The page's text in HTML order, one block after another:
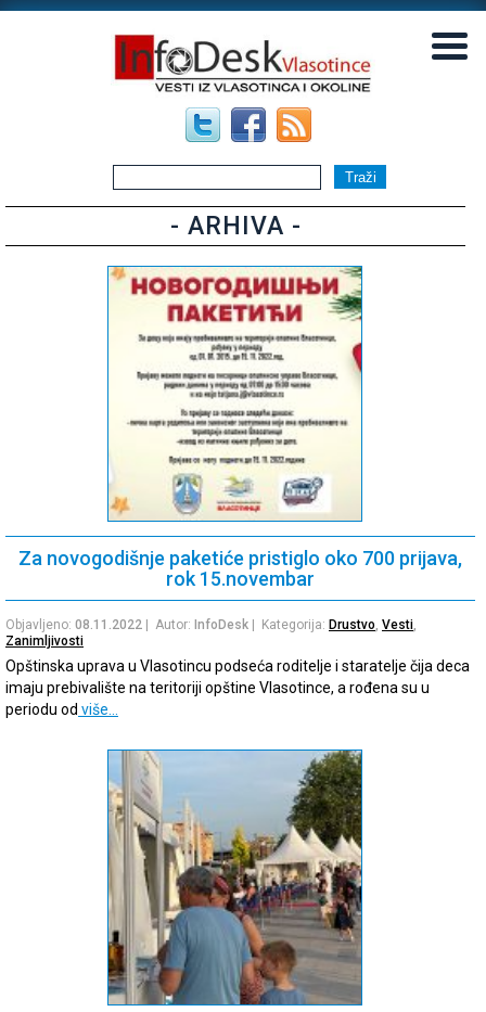
- ARHIVA -
Za novogodišnje paketiće pristiglo oko 700 prijava,
rok 15.novembar
Objavljeno: 08.11.2022 | Autor: InfoDesk | Kategorija: Drustvo, Vesti,
Zanimljivosti
Opštinska uprava u Vlasotincu podseća roditelje i staratelje čija deca
imaju prebivalište na teritoriji opštine Vlasotince, a rođena su u
periodu od više…